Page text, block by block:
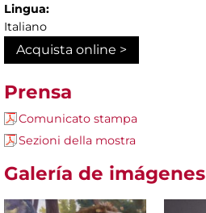
Lingua:
Italiano
Acquista online >
Prensa
Comunicato stampa
Sezioni della mostra
Galería de imágenes